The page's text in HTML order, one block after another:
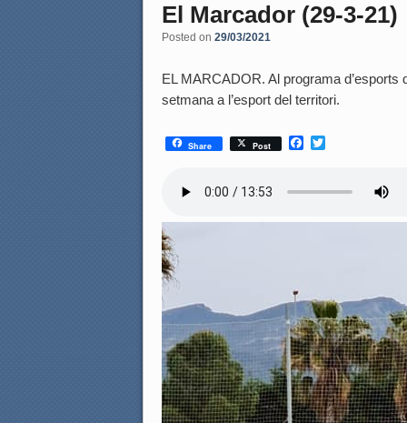
El Marcador (29-3-21)
Posted on 29/03/2021
EL MARCADOR. Al programa
setmana a l’esport del territori.
Share Post
F